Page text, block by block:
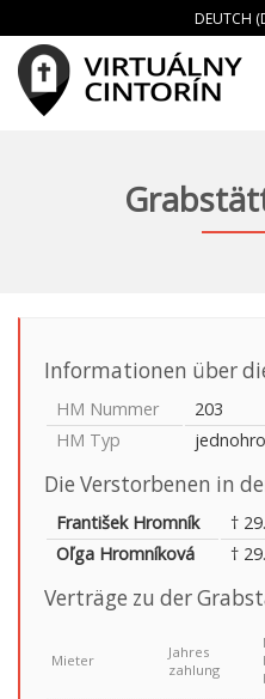
DEUTCH
Informationen über
HM Nummer
203
HM Typ
Die Verstorbenen in
František Hromník
†
Oľga Hromníková
†
Verträge zu der
Mieter
Jahres
zahlung